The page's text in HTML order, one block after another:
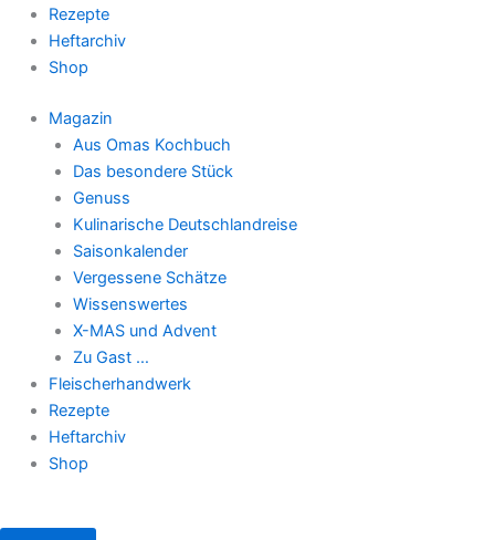
Rezepte
Heftarchiv
Shop
Magazin
Aus Omas Kochbuch
Das besondere Stück
Genuss
Kulinarische Deutschlandreise
Saisonkalender
Vergessene Schätze
Wissenswertes
X-MAS und Advent
Zu Gast …
Fleischerhandwerk
Rezepte
Heftarchiv
Shop